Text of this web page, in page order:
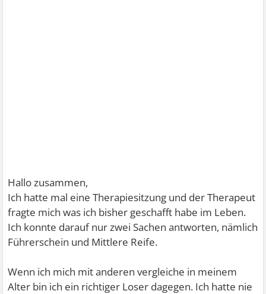
Hallo zusammen,
Ich hatte mal eine Therapiesitzung und der Therapeut
fragte mich was ich bisher geschafft habe im Leben.
Ich konnte darauf nur zwei Sachen antworten, nämlich
Führerschein und Mittlere Reife.
Wenn ich mich mit anderen vergleiche in meinem
Alter bin ich ein richtiger Loser dagegen. Ich hatte nie